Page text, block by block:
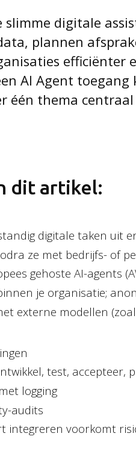
slimme digitale
plannen
efficiënter
AI Agent
één thema
dit artikel:
digitale taken uit
ze met bedrijfs- of
gehoste AI-agents
je organisatie;
externe modellen
test, accepteer,
logging
audits
integreren voorkomt